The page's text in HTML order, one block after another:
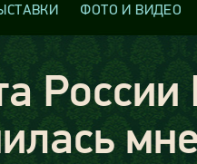
ФОТО И ВИДЕО
России